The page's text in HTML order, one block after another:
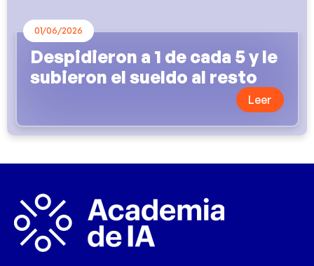
01/06/2026
Despidieron a 1 de cada 5 y le
subieron el sueldo al resto
Leer